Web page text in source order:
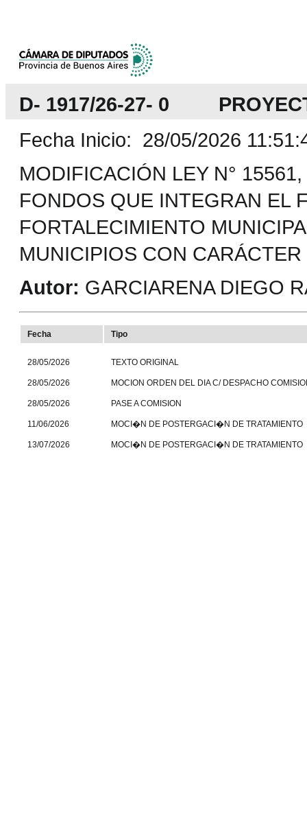
D- 1917/26-27- 0
Fecha Inicio: 28/05/2026
MODIFICACIÓN LEY N°
FONDOS QUE INTEGRAN EL
FORTALECIMIENTO
MUNICIPIOS CON
Autor: GARCIARENA DIEGO
Fecha Tipo
28/05/2026 TEXTO ORIGINAL
28/05/2026 MOCION ORDEN DEL DIA C/ DESPACHO
28/05/2026 PASE A COMISION
11/06/2026 MOCI�N DE POSTERGACI�N DE TRATAMIENTO
13/07/2026 MOCI�N DE POSTERGACI�N DE TRATAMIENTO